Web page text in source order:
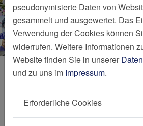
Startseite
pseudonymisierte Daten von
gesammelt und ausgewertet. Das
Verwendung der Cookies können
widerrufen. Weitere Informationen
Website finden Sie in unserer
und zu uns im Impressum.
Erforderliche Cookies